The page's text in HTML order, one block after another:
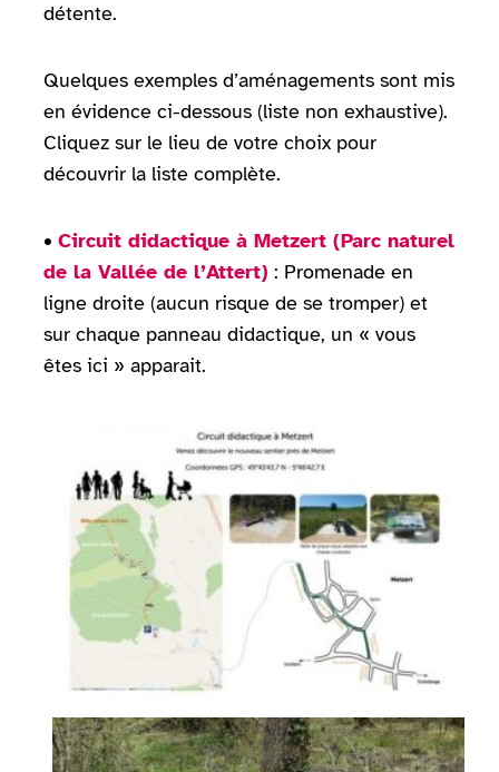
détente.
Quelques exemples d’aménagements sont mis
en évidence ci-dessous (liste non exhaustive).
Cliquez sur le lieu de votre choix pour
découvrir la liste complète.
• Circuit didactique à Metzert (Parc naturel
de la Vallée de l’Attert) : Promenade en
ligne droite (aucun risque de se tromper) et
sur chaque panneau didactique, un « vous
êtes ici » apparait.